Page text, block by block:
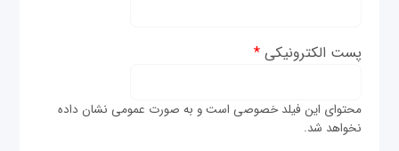
پست الکترونیکی*
محتوای این فیلد خصوصی است و به صورت عمومی نشان داده
نخواهد شد.